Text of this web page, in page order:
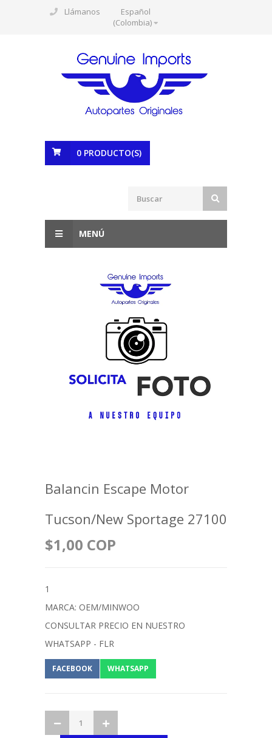
Llámanos
Español
(Colombia)
0 PRODUCTO(S)
MENÚ
Balancin Escape Motor
Tucson/New Sportage 27100
$1,00 COP
1
MARCA: OEM/MINWOO
CONSULTAR PRECIO EN NUESTRO
WHATSAPP - FLR
FACEBOOK WHATSAPP